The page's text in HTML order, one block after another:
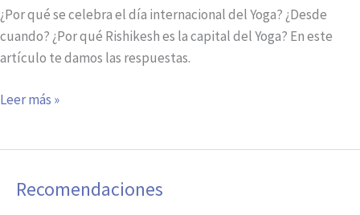
¿Por qué se celebra el día internacional del Yoga? ¿Desde
cuando? ¿Por qué Rishikesh es la capital del Yoga? En este
artículo te damos las respuestas.
Leer más »
Recomendaciones